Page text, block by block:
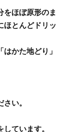
をほぼ原形のま
ほとんどドリッ
かた地どり」
い。
ています。